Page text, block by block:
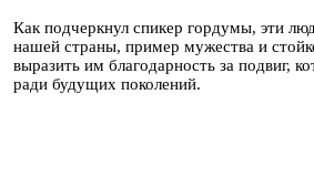
Как подчеркнул спикер гордумы, эти
нашей страны, пример мужества и
выразить им благодарность за подвиг,
ради будущих поколений.